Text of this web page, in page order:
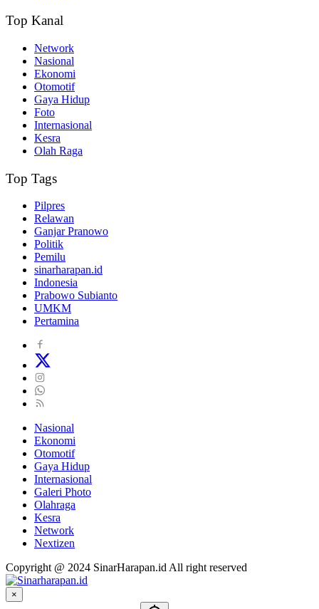
Top Kanal
Network
Nasional
Ekonomi
Otomotif
Gaya Hidup
Foto
Internasional
Kesra
Olah Raga
Top Tags
Pilpres
Relawan
Ganjar Pranowo
Politik
Pemilu
sinarharapan.id
Indonesia
Prabowo Subianto
UMKM
Pertamina
Nasional
Ekonomi
Otomotif
Gaya Hidup
Internasional
Galeri Photo
Olahraga
Kesra
Network
Nextizen
Copyright @ 2024 SinarHarapan.id All right reserved
×